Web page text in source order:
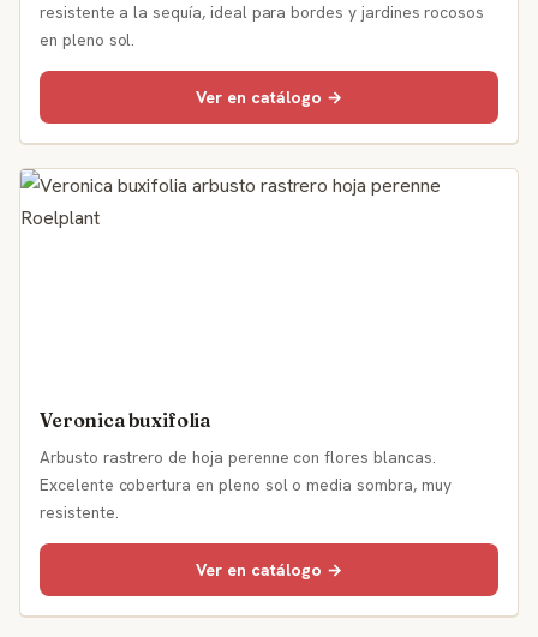
resistente a la sequía, ideal para bordes y jardines rocosos
en pleno sol.
Ver en catálogo →
Veronica buxifolia
Arbusto rastrero de hoja perenne con flores blancas.
Excelente cobertura en pleno sol o media sombra, muy
resistente.
Ver en catálogo →